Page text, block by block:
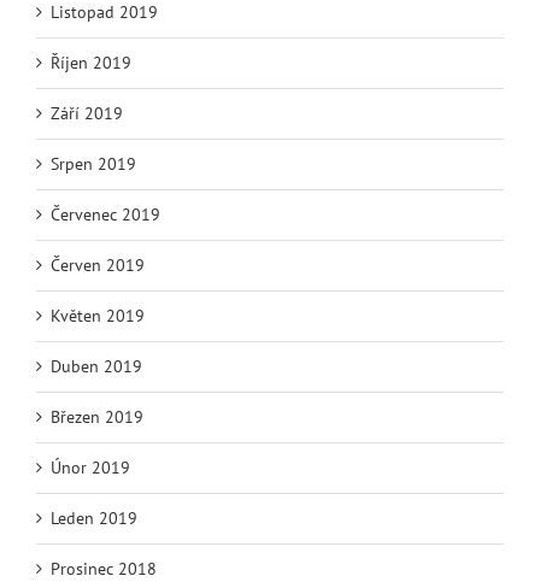
Listopad 2019
Říjen 2019
Září 2019
Srpen 2019
Červenec 2019
Červen 2019
Květen 2019
Duben 2019
Březen 2019
Únor 2019
Leden 2019
Prosinec 2018